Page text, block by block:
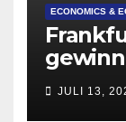
ECONOMICS &
JULI 13,